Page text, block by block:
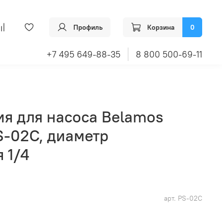
Профиль Корзина 0
+7 495 649-88-35 8 800 500-69-11
арт. PS-02C
для насоса Belamos
02C, диаметр
1/4